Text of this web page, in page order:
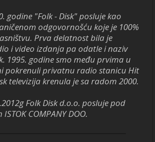
godine "Folk - Disk" posluje kao
odgovornošću koje je 100%
Prva delatnost bila je
i video izdanja pa odatle i naziv
1995. godine smo među prvima u
pokrenuli privatnu radio stanicu Hit
televizija krenula je sa radom 2000.
Folk Disk d.o.o. posluje pod
COMPANY DOO.